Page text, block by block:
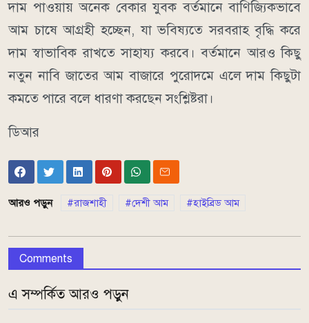
দাম পাওয়ায় অনেক বেকার যুবক বর্তমানে বাণিজ্যিকভাবে
আম চাষে আগ্রহী হচ্ছেন, যা ভবিষ্যতে সরবরাহ বৃদ্ধি করে
দাম স্বাভাবিক রাখতে সাহায্য করবে। বর্তমানে আরও কিছু
নতুন নাবি জাতের আম বাজারে পুরোদমে এলে দাম কিছুটা
কমতে পারে বলে ধারণা করছেন সংশ্লিষ্টরা।
ডিআর
আরও পড়ুন রাজশাহী দেশী আম হাইব্রিড আম
Comments
এ সম্পর্কিত আরও পড়ুন